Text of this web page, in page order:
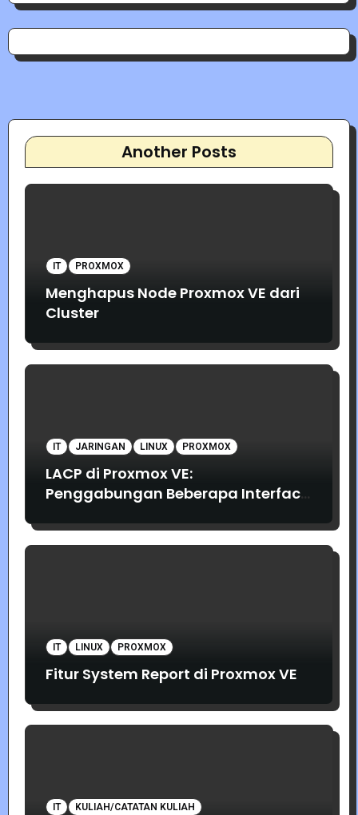
Another Posts
IT PROXMOX
Menghapus Node Proxmox VE dari
Cluster
IT JARINGAN LINUX PROXMOX
LACP di Proxmox VE:
Penggabungan Beberapa Interface
IT LINUX PROXMOX
Fitur System Report di Proxmox VE
IT KULIAH/CATATAN KULIAH